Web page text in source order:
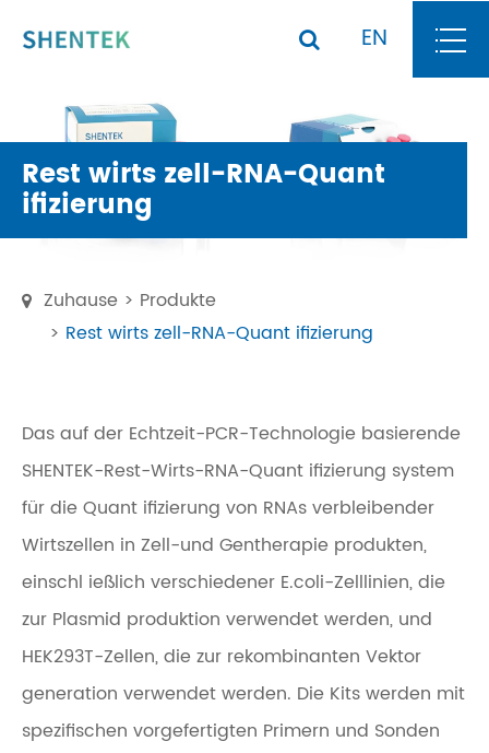
EN
Zuhause
Produkte
Rest wirts zell-RNA-Quant ifizierung
Rest wirts zell-RNA-Quant
ifizierung
Das auf der Echtzeit-PCR-Technologie basierende
SHENTEK-Rest-Wirts-RNA-Quant ifizierung system
für die Quant ifizierung von RNAs verbleibender
Wirtszellen in Zell-und Gentherapie produkten,
einschl ießlich verschiedener E.coli-Zelllinien, die
zur Plasmid produktion verwendet werden, und
HEK293T-Zellen, die zur rekombinanten Vektor
generation verwendet werden. Die Kits werden mit
spezifischen vorgefertigten Primern und Sonden